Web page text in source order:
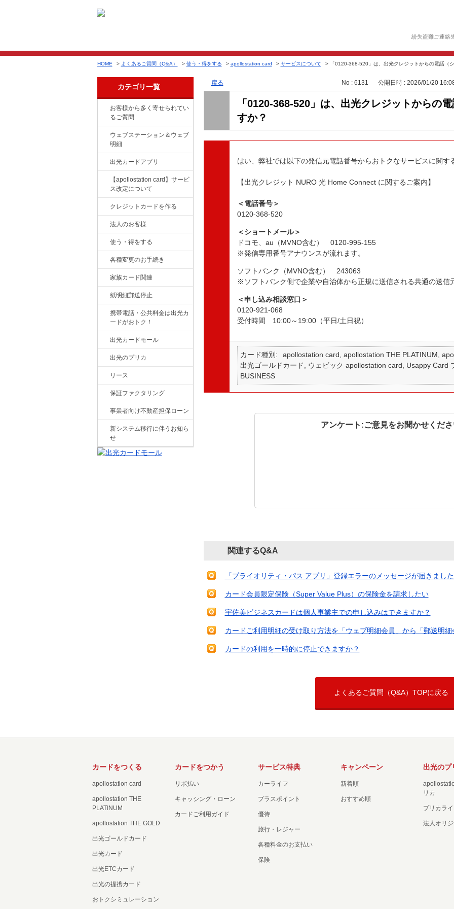
紛失盗難ご連絡
HOME > よくあるご質問（Q&A） > 使う・得をする > apollostation card > サービスについて > 「0120-368-520」は、出光クレジットからの電話（
カテゴリ一覧
お客様から多く寄せられてい
るご質問
ウェブステーション＆ウェブ
明細
出光カードアプリ
【apollostation card】サービ
ス改定について
クレジットカードを作る
法人のお客様
使う・得をする
各種変更のお手続き
家族カード関連
紙明細郵送停止
携帯電話・公共料金は出光カ
ードがおトク！
出光カードモール
出光のプリカ
リース
保証ファクタリング
事業者向け不動産担保ローン
新システム移行に伴うお知ら
せ
戻る No : 6131 公開日時 : 2026/01/20
「0120-368-520」は、出光クレジットからの
すか？
はい、弊社では以下の発信元電話番号からおトクなサービスに関す
【出光クレジット NURO 光 Home Connect に関するご案内】
＜電話番号＞
0120-368-520
＜ショートメール＞
ドコモ、au（MVNO含む） 0120-995-155
※発信専用番号アナウンスが流れます。
ソフトバンク（MVNO含む） 243063
※ソフトバンク側で企業や自治体から正規に送信される共通の送信
＜申し込み相談窓口＞
0120-921-068
受付時間 10:00～19:00（平日/土日祝）
カード種別
apollostation card, apollostation THE PLATINUM,
出光ゴールドカード, ウェビック apollostation card, Usappy Card
BUSINESS
アンケート:ご意見をお聞かせくだ
関連するQ&A
「プライオリティ・パス アプリ」登録エラーのメッセージが届きました
カード会員限定保険（Super Value Plus）の保険金を請求したい
宇佐美ビジネスカードは個人事業主での申し込みはできますか？
カードご利用明細の受け取り方法を「ウェブ明細会員」から「郵送明細
カードの利用を一時的に停止できますか？
よくあるご質問（Q&A）TOPに戻る
カードをつくる
apollostation card
apollostation THE
PLATINUM
apollostation THE GOLD
出光ゴールドカード
出光カード
出光ETCカード
出光の提携カード
おトクシミュレーション
カードをつかう
リボ払い
キャッシング・ローン
カードご利用ガイド
サービス特典
カーライフ
プラスポイント
優待
旅行・レジャー
各種料金のお支払い
保険
キャンペーン
新着順
おすすめ順
出光のプ
リカ
プリカラ
法人オリ